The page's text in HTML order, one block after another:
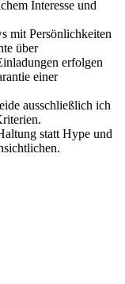
Interesse und
mit Persönlichkeiten
über
erfolgen
einer
ausschließlich ich
statt Hype und